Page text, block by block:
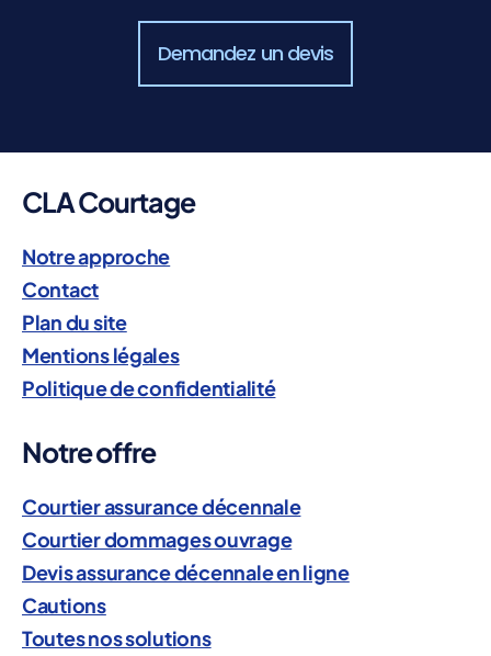
Demandez un devis
CLA Courtage
Notre approche
Contact
Plan du site
Mentions légales
Politique de confidentialité
Notre offre
Courtier assurance décennale
Courtier dommages ouvrage
Devis assurance décennale en ligne
Cautions
Toutes nos solutions